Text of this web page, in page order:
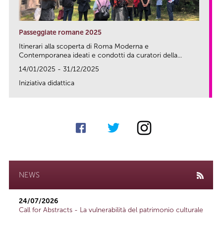
Passeggiate romane 2025
Itinerari alla scoperta di Roma Moderna e
Contemporanea ideati e condotti da curatori della...
14/01/2025 - 31/12/2025
Iniziativa didattica
NEWS
24/07/2026
Call for Abstracts - La vulnerabilità del patrimonio culturale